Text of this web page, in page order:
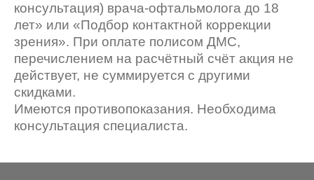
консультация) врача-офтальмолога до 18
лет» или «Подбор контактной коррекции
зрения». При оплате полисом ДМС,
перечислением на расчётный счёт акция не
действует, не суммируется с другими
скидками.
Имеются противопоказания. Необходима
консультация специалиста.